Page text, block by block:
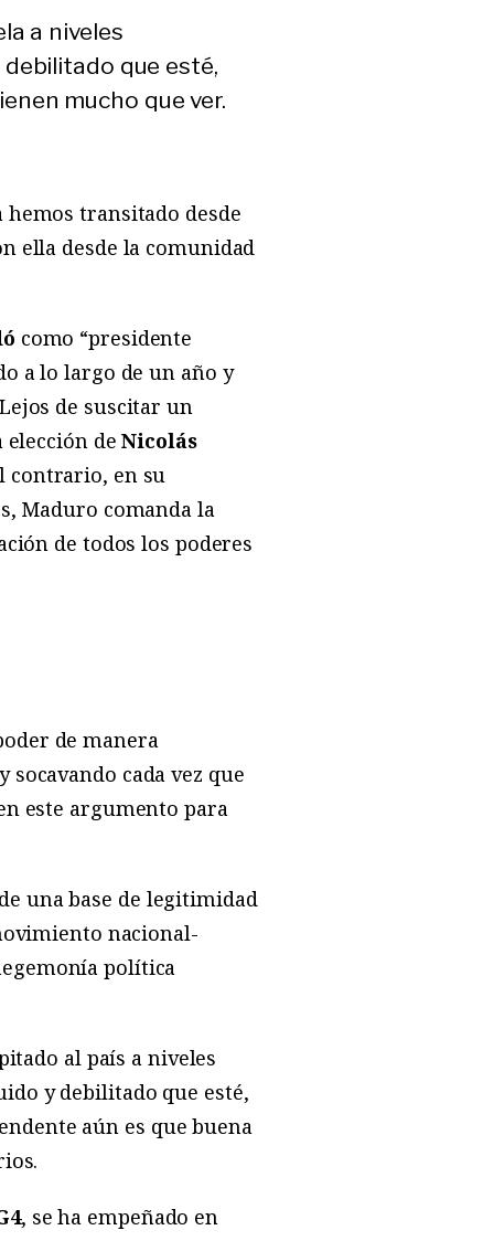
a niveles
que esté,
mucho que ver.
transitado desde
ella desde la comunidad
como “presidente
a lo largo de un año y
de suscitar un
elección deNicolás
contrario, en su
Maduro comanda la
de todos los poderes
de manera
cada vez que
este argumento para
una base de legitimidad
nacional-
política
al país a niveles
y debilitado que esté,
aún es que buena
, se ha empeñado en